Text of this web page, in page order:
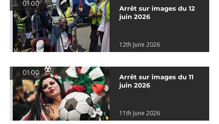
01:00
Arrêt sur images du 12
juin 2026
12th June 2026
01:00
Arrêt sur images du 11
juin 2026
11th June 2026